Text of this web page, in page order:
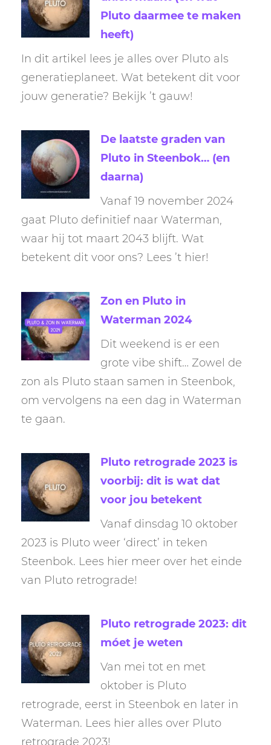
Pluto daarmee te maken
heeft)
In dit artikel lees je alles over Pluto als
generatieplaneet. Wat betekent dit voor
jouw generatie? Bekijk ’t gauw!
De laatste graden van
Pluto in Steenbok… (en
daarna)
Vanaf 19 november 2024
gaat Pluto definitief naar Waterman,
waar hij tot maart 2043 blijft. Wat
betekent dit voor ons? Lees ’t hier!
Zon en Pluto in
Waterman 2024
Dit weekend is er een
grote vibe shift… Zowel de
zon als Pluto staan samen in Steenbok,
om vervolgens na een dag in Waterman
te gaan.
Pluto retrograde 2023 is
voorbij: dit is wat dat
voor jou betekent
Vanaf dinsdag 10 oktober
2023 is Pluto weer ‘direct’ in teken
Steenbok. Lees hier meer over het einde
van Pluto retrograde!
Pluto retrograde 2023: dit
móet je weten
Van mei tot en met
oktober is Pluto
retrograde, eerst in Steenbok en later in
Waterman. Lees hier alles over Pluto
retrograde 2023!